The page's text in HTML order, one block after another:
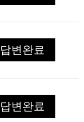
답변완료
답변완료